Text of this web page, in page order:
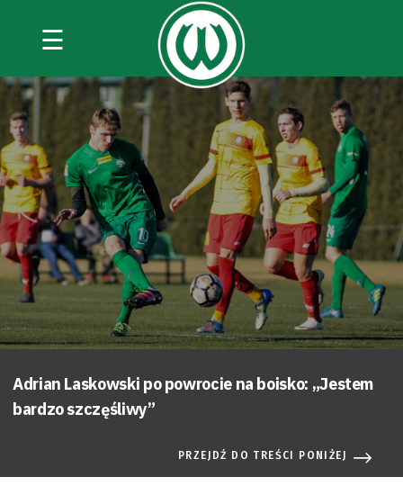
☰
Adrian Laskowski po powrocie na boisko: „Jestem
bardzo szczęśliwy”
PRZEJDŹ DO TREŚCI PONIŻEJ